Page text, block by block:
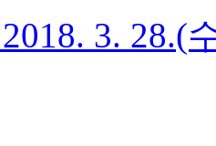
2018. 3. 28.(